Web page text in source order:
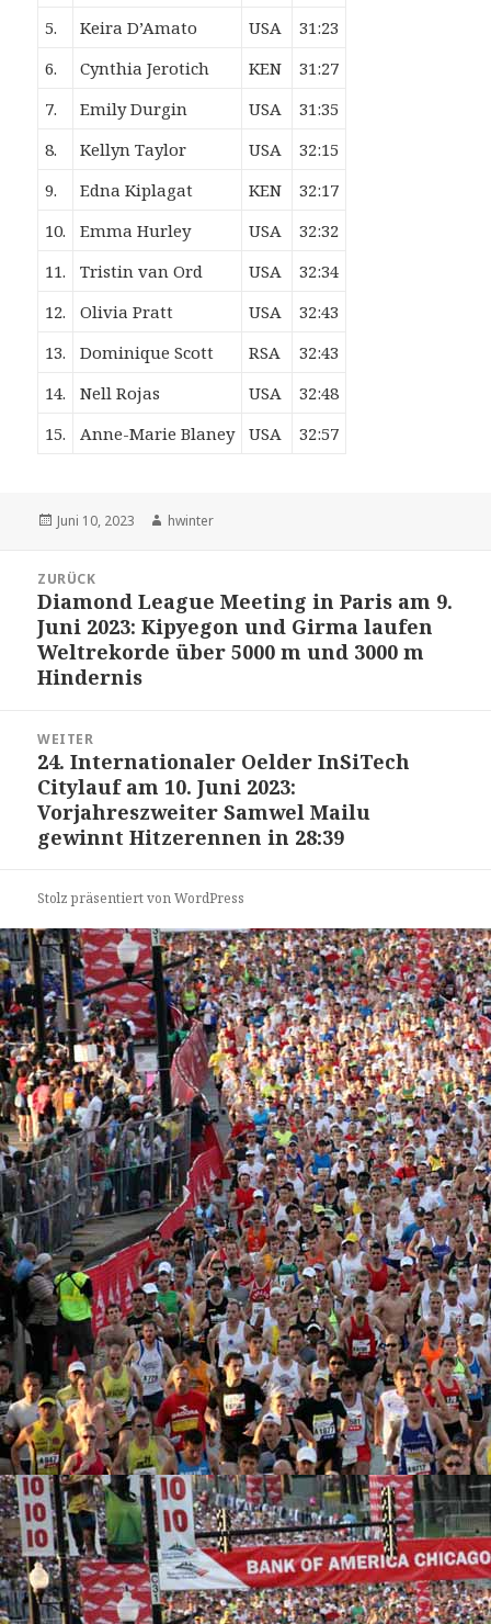
5.
Keira D’Amato USA
31:23
6.
Cynthia Jerotich KEN
31:27
7.
Emily Durgin USA
31:35
8.
Kellyn Taylor USA
32:15
9.
Edna Kiplagat KEN
32:17
10.
Emma Hurley USA
32:32
11.
Tristin van Ord USA
32:34
12.
Olivia Pratt USA
32:43
13.
Dominique Scott RSA
32:43
14.
Nell Rojas USA
32:48
15.
Anne-Marie Blaney USA 32:57
Veröffentlicht
Juni 10, 2023 Autor
hwinter
Navigation
ZURÜCK
Vorheriger
Beitrag:
Diamond League Meeting in Paris am 9.
Juni 2023: Kipyegon und Girma laufen
Weltrekorde über 5000 m und 3000 m
Hindernis
WEITER
Nächster
Beitrag:
24. Internationaler Oelder InSiTech
Citylauf am 10. Juni 2023:
Vorjahreszweiter Samwel Mailu
gewinnt Hitzerennen in 28:39
Stolz präsentiert von WordPress